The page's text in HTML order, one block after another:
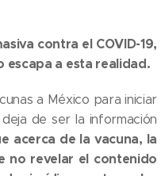
contra el COVID-19,
escapa a esta realidad.
a México para iniciar
de ser la información
acerca de la vacuna, la
no revelar el contenido